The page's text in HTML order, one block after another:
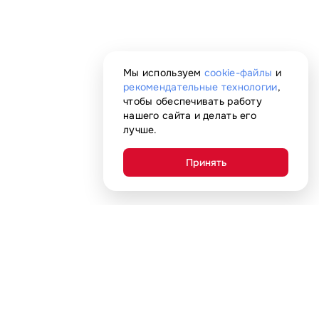
Мы используем cookie-файлы и
рекомендательные технологии,
чтобы обеспечивать работу
нашего сайта и делать его
лучше.
Принять